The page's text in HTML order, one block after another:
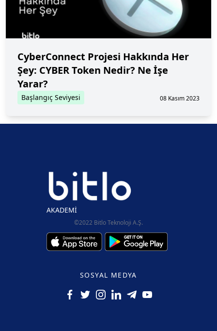
CyberConnect Projesi Hakkında Her
Şey: CYBER Token Nedir? Ne İşe
Yarar?
Başlangıç Seviyesi 08 Kasım 2023
AKADEMİ
©2022 Bitlo Teknoloji A.Ş.
SOSYAL MEDYA